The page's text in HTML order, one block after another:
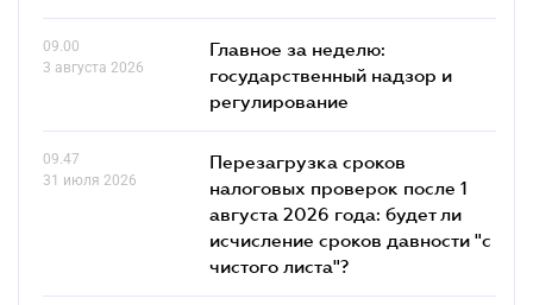
09.00
3 августа 2026
Главное за неделю:
государственный надзор и
регулирование
09.47
31 июля 2026
Перезагрузка сроков
налоговых проверок после 1
августа 2026 года: будет ли
исчисление сроков давности "с
чистого листа"?